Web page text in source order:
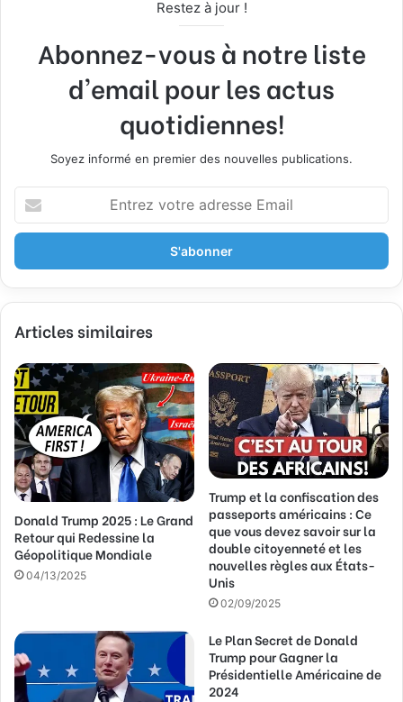
Restez à jour !
Abonnez-vous à notre liste
d'email pour les actus
quotidiennes!
Soyez informé en premier des nouvelles publications.
t
e
z
o
r
e
a
d
r
e
s
s
e
E
m
a
Articles similaires
Donald Trump 2025 : Le Grand
Retour qui Redessine la
Géopolitique Mondiale
04/13/2025
Trump et la confiscation des
passeports américains : Ce
que vous devez savoir sur la
double citoyenneté et les
nouvelles règles aux États-
Unis
02/09/2025
Le Plan Secret de Donald
Trump pour Gagner la
Présidentielle Américaine de
2024